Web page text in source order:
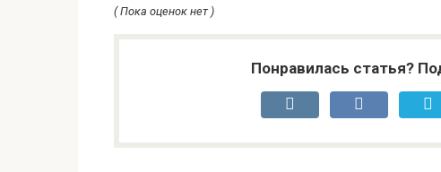
( Пока оценок нет )
Понравилась статья?